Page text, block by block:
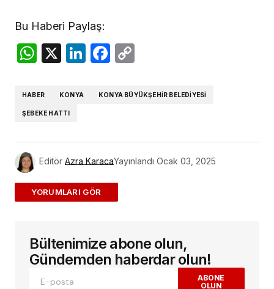
Bu Haberi Paylaş:
WhatsApp
X LinkedIn
Facebook
HABER KONYA KONYA BÜYÜKŞEHIR BELEDIYESI
ŞEBEKE HATTI
Editör Azra KaracaYayınlandı Ocak 03, 2025
ADD A COMMENT
E-posta adresiniz yayınlanmayacak.
alanlar*ile işaretlenmişlerdir
Bültenimize abone olun,
Gündemden haberdar olun!
ABONE
OLUN